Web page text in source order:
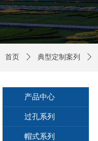
首页 ꄲ 典型定制案列 ꄲ
产品中心
过孔系列
帽式系列